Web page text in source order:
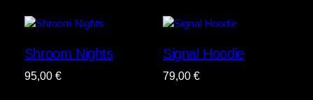
Shroom Nights
95,00 €
Signal Hoodie
79,00€